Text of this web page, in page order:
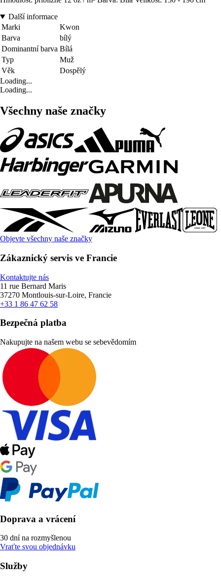
Další informace
Marki
Kwon
Barva
bílý
Dominantní barva Bílá
Typ
Muž
Věk
Dospělý
Loading...
Loading...
Všechny naše značky
Objevte všechny naše značky
Zákaznický servis ve Francie
Kontaktujte nás
11 rue Bernard Maris
37270 Montlouis-sur-Loire, Francie
+33 1 86 47 62 58
Bezpečná platba
Nakupujte na našem webu se sebevědomím
Doprava a vrácení
30 dní na rozmyšlenou
Vraťte svou objednávku
Služby